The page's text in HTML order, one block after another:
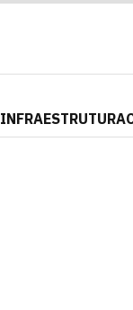
INFRAESTRUTURA